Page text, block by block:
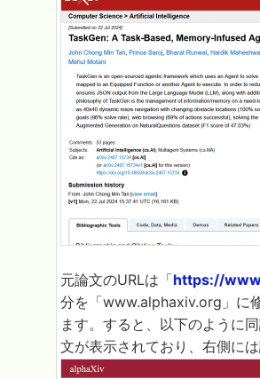
元論文のURLは「https://
分を「www.alphaxiv.org」に
ます。すると、以下のように
文が表示されており、右側に